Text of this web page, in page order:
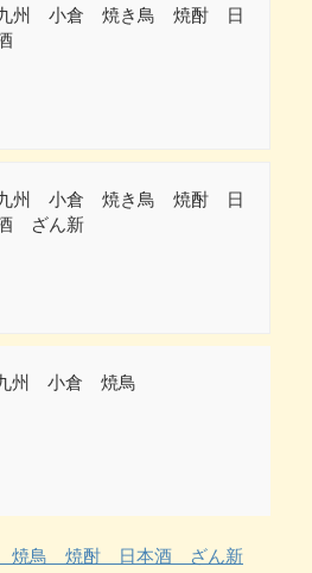
州 小倉 焼き鳥 焼酎 日
州 小倉 焼き鳥 焼酎 日
ざん新
州 小倉 焼鳥
焼鳥 焼酎 日本酒 ざん新